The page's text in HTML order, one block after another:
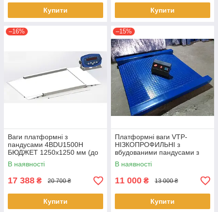
Купити Купити
–16%
Ваги платформні з
пандусами 4BDU1500H
БЮДЖЕТ 1250х1250 мм (до
1500 кг)
В наявності
17 388 ₴ 20 700 ₴
Купити
–15%
Платформні ваги VTP-
НІЗКОПРОФИЛЬНІ з
вбудованими пандусами з
найбільшою межею
зважування (НПВ) 1 тонна
В наявності
11 000 ₴ 13 000 ₴
Купити